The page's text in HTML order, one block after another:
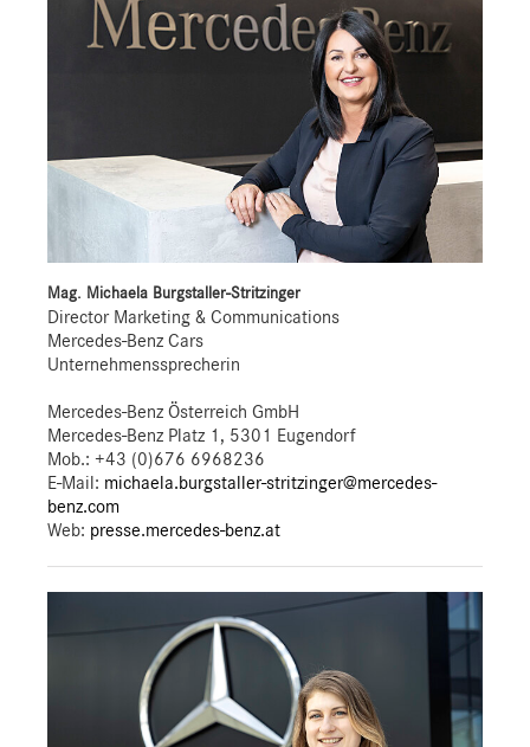
Mag. Michaela Burgstaller-Stritzinger
Director Marketing & Communications
Mercedes-Benz Cars
Unternehmenssprecherin
Mercedes-Benz Österreich GmbH
Mercedes-Benz Platz 1, 5301 Eugendorf
Mob.: +43 (0)676 6968236
E-Mail: michaela.burgstaller-stritzinger@mercedes-
benz.com
Web: presse.mercedes-benz.at